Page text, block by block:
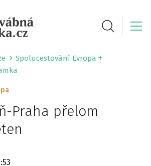
Spolucestování Evropa
Praha přelom